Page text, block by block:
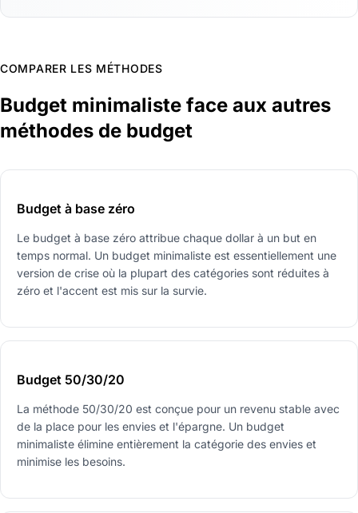
COMPARER LES MÉTHODES
Budget minimaliste face aux autres
méthodes de budget
Budget à base zéro
Le budget à base zéro attribue chaque dollar à un but en
temps normal. Un budget minimaliste est essentiellement une
version de crise où la plupart des catégories sont réduites à
zéro et l'accent est mis sur la survie.
Budget 50/30/20
La méthode 50/30/20 est conçue pour un revenu stable avec
de la place pour les envies et l'épargne. Un budget
minimaliste élimine entièrement la catégorie des envies et
minimise les besoins.